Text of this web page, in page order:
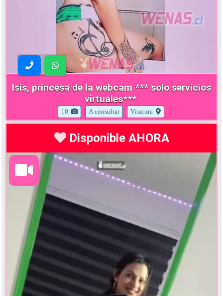
Isis, princesa de la webcam *** solo servicios
virtuales***
10 A consultar Vitacura
Disponible AHORA